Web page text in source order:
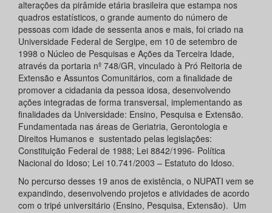
alterações da pirâmide etária brasileira que estampa nos
quadros estatísticos, o grande aumento do número de
pessoas com idade de sessenta anos e mais, foi criado na
Universidade Federal de Sergipe, em 10 de setembro de
1998 o Núcleo de Pesquisas e Ações da Terceira Idade,
através da portaria nº 748/GR, vinculado à Pró Reitoria de
Extensão e Assuntos Comunitários, com a finalidade de
promover a cidadania da pessoa idosa, desenvolvendo
ações integradas de forma transversal, implementando as
finalidades da Universidade: Ensino, Pesquisa e Extensão.
Fundamentada nas áreas de Geriatria, Gerontologia e
Direitos Humanos e sustentado pelas legislações:
Constituição Federal de 1988; Lei 8842/1996- Política
Nacional do Idoso; Lei 10.741/2003 – Estatuto do Idoso.
No percurso desses 19 anos de existência, o NUPATI vem se
expandindo, desenvolvendo projetos e atividades de acordo
com o tripé universitário (Ensino, Pesquisa, Extensão). Um